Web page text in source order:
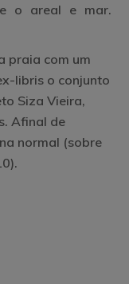
o areal e mar.
praia com um
libris o conjunto
Siza Vieira,
Afinal de
normal (sobre